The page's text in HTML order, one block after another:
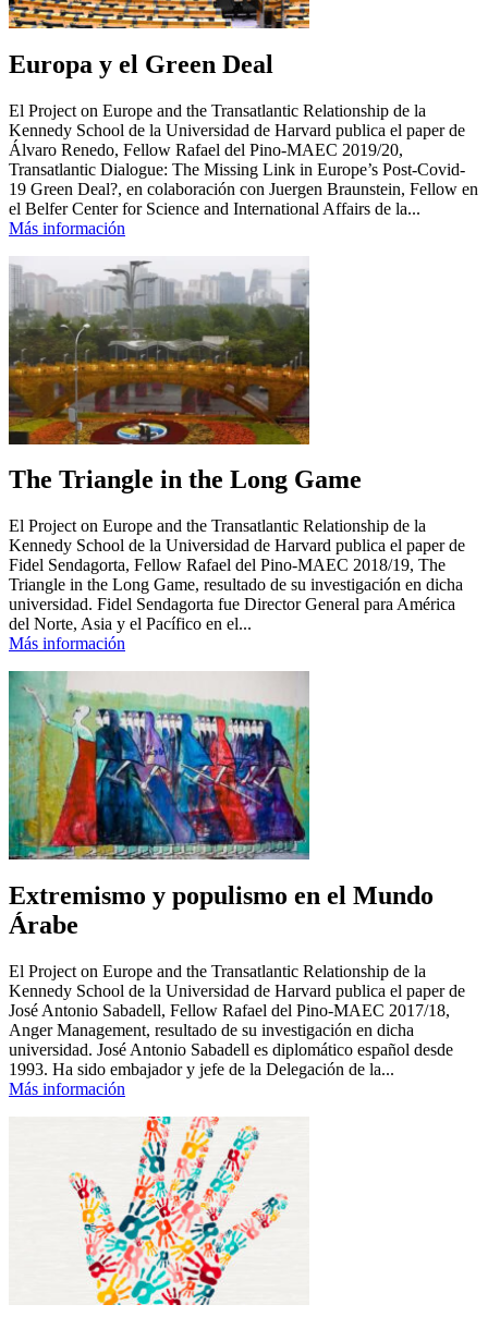
Europa y el Green Deal
El Project on Europe and the Transatlantic Relationship de la
Kennedy School de la Universidad de Harvard publica el paper de
Álvaro Renedo, Fellow Rafael del Pino-MAEC 2019/20,
Transatlantic Dialogue: The Missing Link in Europe’s Post-Covid-
19 Green Deal?, en colaboración con Juergen Braunstein, Fellow en
el Belfer Center for Science and International Affairs de la...
Más información
The Triangle in the Long Game
El Project on Europe and the Transatlantic Relationship de la
Kennedy School de la Universidad de Harvard publica el paper de
Fidel Sendagorta, Fellow Rafael del Pino-MAEC 2018/19, The
Triangle in the Long Game, resultado de su investigación en dicha
universidad. Fidel Sendagorta fue Director General para América
del Norte, Asia y el Pacífico en el...
Más información
Extremismo y populismo en el Mundo
Árabe
El Project on Europe and the Transatlantic Relationship de la
Kennedy School de la Universidad de Harvard publica el paper de
José Antonio Sabadell, Fellow Rafael del Pino-MAEC 2017/18,
Anger Management, resultado de su investigación en dicha
universidad. José Antonio Sabadell es diplomático español desde
1993. Ha sido embajador y jefe de la Delegación de la...
Más información